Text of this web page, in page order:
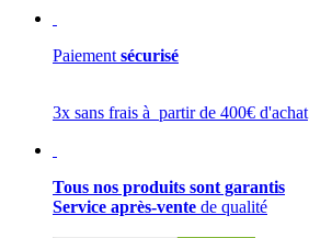
Paiement sécurisé
3x sans frais à partir de 400€ d'achat
Tous nos produits sont garantis
Service après-vente de qualité